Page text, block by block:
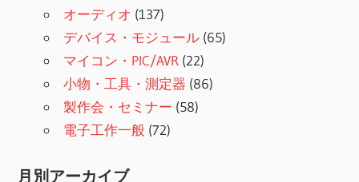
オーディオ (137)
デバイス・モジュール (65)
マイコン・PIC/AVR (22)
小物・工具・測定器 (86)
製作会・セミナー (58)
電子工作一般 (72)
月別アーカイブ